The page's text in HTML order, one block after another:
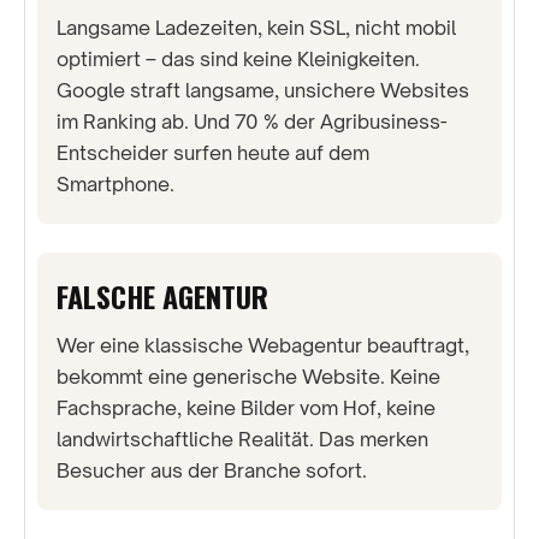
Langsame Ladezeiten, kein SSL, nicht mobil
optimiert – das sind keine Kleinigkeiten.
Google straft langsame, unsichere Websites
im Ranking ab. Und 70 % der Agribusiness-
Entscheider surfen heute auf dem
Smartphone.
FALSCHE AGENTUR
Wer eine klassische Webagentur beauftragt,
bekommt eine generische Website. Keine
Fachsprache, keine Bilder vom Hof, keine
landwirtschaftliche Realität. Das merken
Besucher aus der Branche sofort.